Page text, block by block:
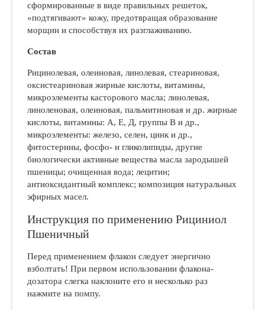
сформированные в виде правильных решеток,
«подтягивают» кожу, предотвращая образование
морщин и способствуя их разглаживанию.
Состав
Рицинолевая, олеиновая, линолевая, стеариновая,
оксистеариновая жирные кислоты, витамины,
микроэлементы касторового масла; линолевая,
линоленовая, олеиновая, пальмитиновая и др. жирные
кислоты, витамины: А, Е, Д, группы В и др.,
микроэлементы: железо, селен, цинк и др.,
фитостерины, фосфо- и гликолипиды, другие
биологически активные вещества масла зародышей
пшеницы; очищенная вода; лецитин;
антиоксидантный комплекс; композиция натуральных
эфирных масел.
Инструкция по применению Рициниол
Пшеничный
Перед применением флакон следует энергично
взболтать! При первом использовании флакона-
дозатора слегка наклоните его и несколько раз
нажмите на помпу.